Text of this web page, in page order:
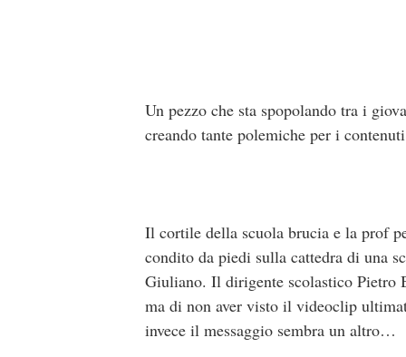
Un pezzo che sta spopolando tra i
creando tante polemiche per i
Il cortile della scuola brucia e la prof
condito da piedi sulla cattedra di una
Giuliano. Il dirigente scolastico Pietro
ma di non aver visto il videoclip
invece il messaggio sembra un altro…